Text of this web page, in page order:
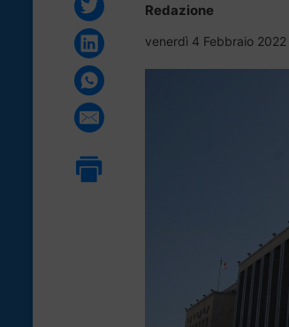
Redazione
venerdì 4 Febbraio 2022